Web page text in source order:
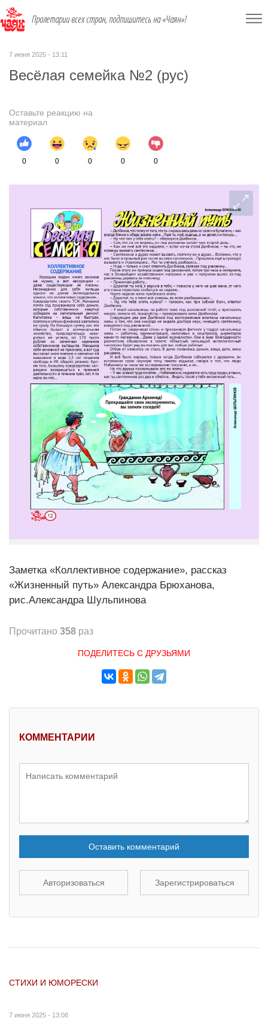
Пролетарии всех стран, подпишитесь на «Чаян»!
7 июня 2025 - 13:11
Весёлая семейка №2 (рус)
Оставьте реакцию на
материал
0 0 0 0 0
Заметка «Коллективное содержание», рассказ
«Жизненный путь» Александра Брюханова,
рис.Александра Шульпинова
Прочитано 358 раз
ПОДЕЛИТЕСЬ С ДРУЗЬЯМИ
КОММЕНТАРИИ
Оставить комментарий
Авторизоваться Зарегистрироваться
СТИХИ И ЮМОРЕСКИ
7 июня 2025 - 13:08